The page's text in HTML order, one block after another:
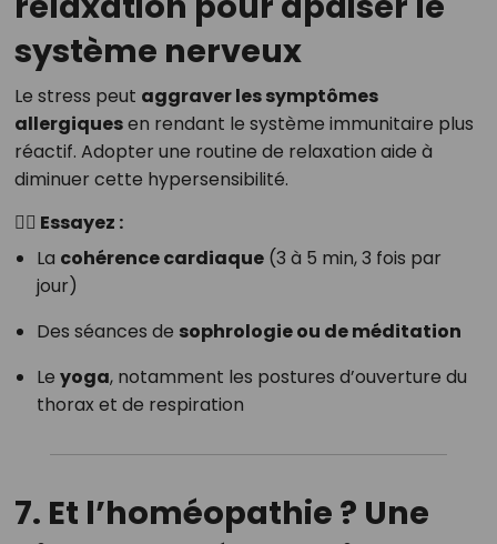
système nerveux
Le stress peut aggraver les symptômes
allergiquesen rendant le système immunitaire plus
réactif. Adopter une routine de relaxation aide à
diminuer cette hypersensibilité.
🧘‍♀️ Essayez :
La cohérence cardiaque(3 à 5 min, 3 fois par
jour)
Des séances de sophrologie ou de méditation
Le yoga, notamment les postures d’ouverture du
thorax et de respiration
7. Et l’homéopathie ? Une